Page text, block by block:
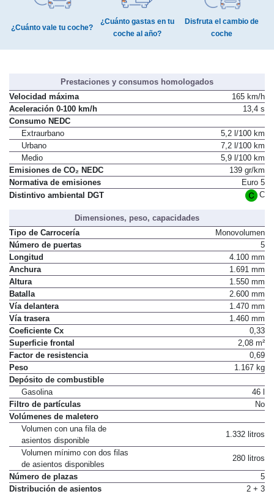
¿Cuánto vale tu coche?
¿Cuánto gastas en tu
coche al año?
Disfruta el cambio de
coche
Prestaciones y consumos homologados
Velocidad máxima
165 km/h
Aceleración 0-100 km/h
13,4 s
Consumo NEDC
Extraurbano
5,2 l/100 km
Urbano
7,2 l/100 km
Medio
5,9 l/100 km
Emisiones de CO₂ NEDC
139 gr/km
Normativa de emisiones
Euro 5
Distintivo ambiental DGT
C
Dimensiones, peso, capacidades
Tipo de Carrocería
Monovolumen
Número de puertas
5
Longitud
4.100 mm
Anchura
1.691 mm
Altura
1.550 mm
Batalla
2.600 mm
Vía delantera
1.470 mm
Vía trasera
1.460 mm
Coeficiente Cx
0,33
Superficie frontal
2,08 m²
Factor de resistencia
0,69
Peso
1.167 kg
Depósito de combustible
Gasolina
46 l
Filtro de partículas
No
Volúmenes de maletero
Volumen con una fila de
asientos disponible
1.332 litros
Volumen mínimo con dos filas
de asientos disponibles
280 litros
Número de plazas
5
Distribución de asientos
2 + 3